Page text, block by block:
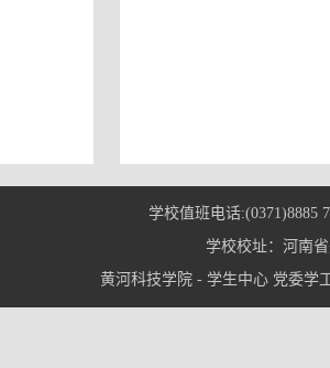
学校值班电话:(0371)8885
学校校址：河南
黄河科技学院 - 学生中心 党委学